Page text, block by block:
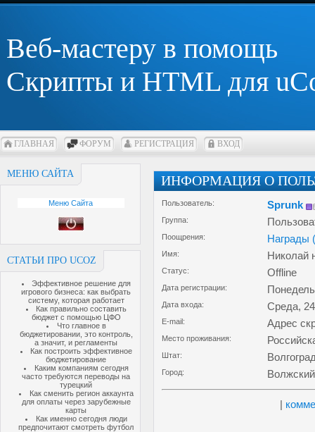
Веб-мастеру в помощь
Скрипты и HTML для
ГЛАВНАЯ ФОРУМ РЕГИСТРАЦИЯ ВХОД
МЕНЮ САЙТА
Меню Сайта
СТАТЬИ ПРО UCOZ
Эффективное решение для
игрового бизнеса: как выбрать
систему, которая работает
Как правильно составить
бюджет с помощью ЦФО
Что главное в
бюджетировании, это контроль,
а значит, и регламенты
Как построить эффективное
бюджетирование
Каким компаниям сегодня
часто требуются переводы на
турецкий
Как сменить регион аккаунта
для оплаты через зарубежные
карты
Как именно сегодня люди
предпочитают смотреть футбол
ИНФОРМАЦИЯ О
Пользователь: Sprunk
Группа:
Поощрения: Награды (
Имя: Николай
Статус: Offline
Дата регистрации:
Дата входа: Среда,
E-mail: Адрес
Место проживания:
Штат:
Город: Волжский
|